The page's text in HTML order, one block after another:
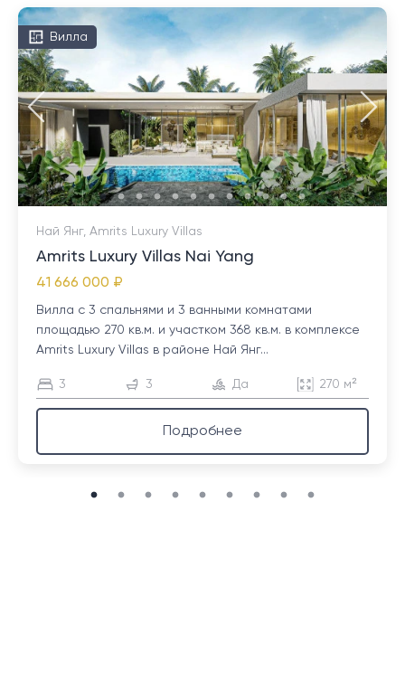
Вилла
Най Янг, Amrits Luxury Villas
Amrits Luxury Villas Nai Yang
41 666 000 ₽
Вилла с 3 спальнями и 3 ванными комнатами
площадью 270 кв.м. и участком 368 кв.м. в комплексе
Amrits Luxury Villas в районе Най Янг...
3 3 Да 270 м²
Подробнее